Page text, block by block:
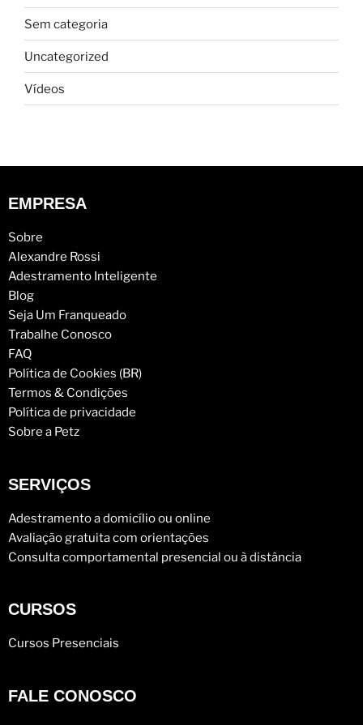
Sem categoria
Uncategorized
Vídeos
EMPRESA
Sobre
Alexandre Rossi
Adestramento Inteligente
Blog
Seja Um Franqueado
Trabalhe Conosco
FAQ
Política de Cookies (BR)
Termos & Condições
Política de privacidade
Sobre a Petz
SERVIÇOS
Adestramento a domicílio ou online
Avaliação gratuita com orientações
Consulta comportamental presencial ou à distância
CURSOS
Cursos Presenciais
FALE CONOSCO